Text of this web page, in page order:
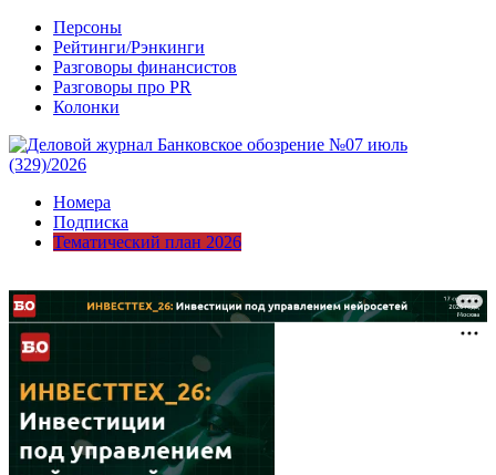
Персоны
Рейтинги/Рэнкинги
Разговоры финансистов
Разговоры про PR
Колонки
Номера
Подписка
Тематический план 2026